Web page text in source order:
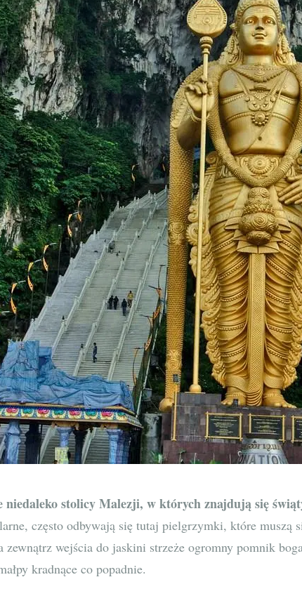
niedaleko stolicy Malezji, w których znajdują się
często odbywają się tutaj pielgrzymki, które muszą
zewnątrz wejścia do jaskini strzeże ogromny pomnik
kradnące co popadnie.